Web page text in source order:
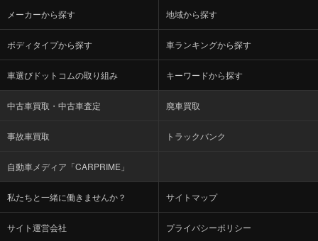
メーカーから探す 地域から探す
ボディタイプから探す 車ランキングから探す
車選びドットコムの取り組み キーワードから探す
中古車買取・中古車査定 廃車買取
事故車買取 トラックバンク
自動車メディア「CARPRIME」
私たちと一緒に働きませんか？ サイトマップ
サイト運営会社 プライバシーポリシー